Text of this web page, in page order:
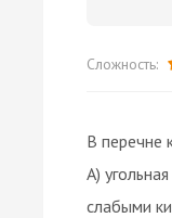
Сложность:
В перечне
А)
слабыми